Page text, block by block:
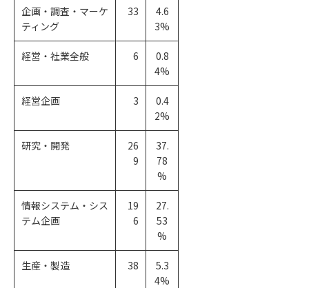
企画・調査・マーケ
ティング
33
4.6
3%
経営・社業全般 6
0.8
4%
経営企画 3
0.4
2%
研究・開発
26
9
37.
78
%
情報システム・シス
テム企画
19
6
27.
53
%
生産・製造 38
5.3
4%